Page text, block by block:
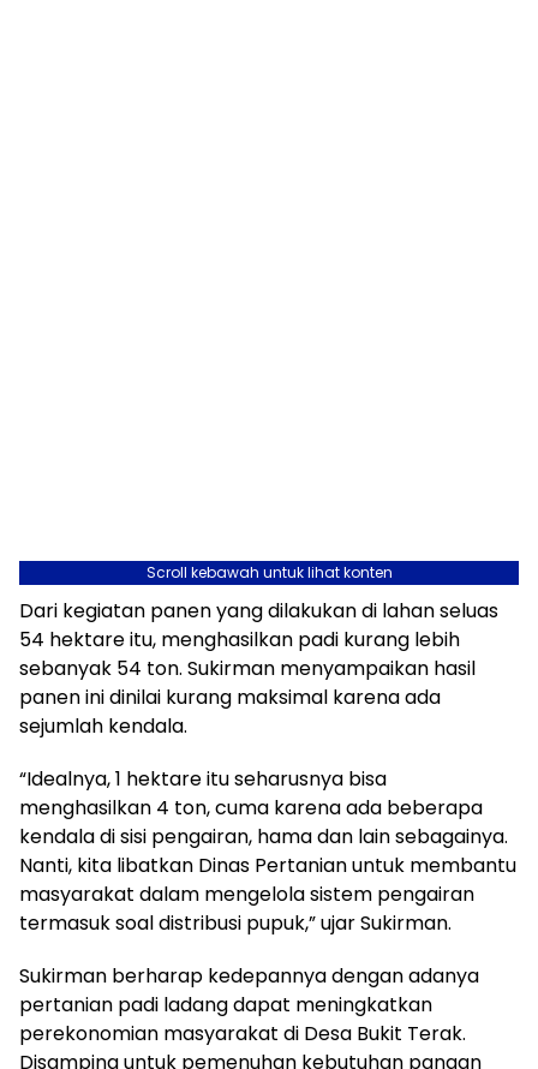
Scroll kebawah untuk lihat konten
Dari kegiatan panen yang dilakukan di lahan seluas
54 hektare itu, menghasilkan padi kurang lebih
sebanyak 54 ton. Sukirman menyampaikan hasil
panen ini dinilai kurang maksimal karena ada
sejumlah kendala.
“Idealnya, 1 hektare itu seharusnya bisa
menghasilkan 4 ton, cuma karena ada beberapa
kendala di sisi pengairan, hama dan lain sebagainya.
Nanti, kita libatkan Dinas Pertanian untuk membantu
masyarakat dalam mengelola sistem pengairan
termasuk soal distribusi pupuk,” ujar Sukirman.
Sukirman berharap kedepannya dengan adanya
pertanian padi ladang dapat meningkatkan
perekonomian masyarakat di Desa Bukit Terak.
Disamping untuk pemenuhan kebutuhan pangan